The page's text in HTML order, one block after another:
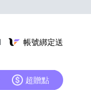
帳號綁定送
超贈點